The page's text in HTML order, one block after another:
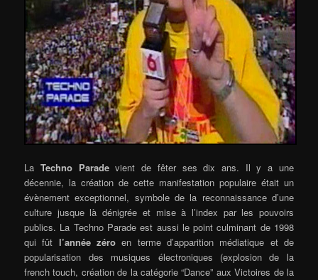
La Techno Paradevient de fêter ses dix ans. Il y a une
décennie, la création de cette manifestation populaire était un
évènement exceptionnel, symbole de la reconnaissance d’une
culture jusque là dénigrée et mise à l’index par les pouvoirs
publics. La Techno Parade est aussi le point culminant de 1998
qui fût l’année zéro en terme d’apparition médiatique et de
popularisation des musiques électroniques (explosion de la
french touch, création de la catégorie “Dance” aux Victoires de la